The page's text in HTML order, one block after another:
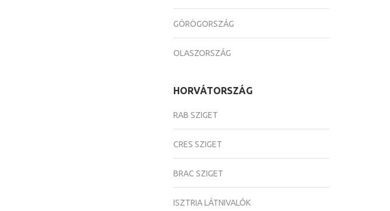
GÖRÖGORSZÁG
OLASZORSZÁG
HORVÁTORSZÁG
RAB SZIGET
CRES SZIGET
BRAC SZIGET
ISZTRIA LÁTNIVALÓK